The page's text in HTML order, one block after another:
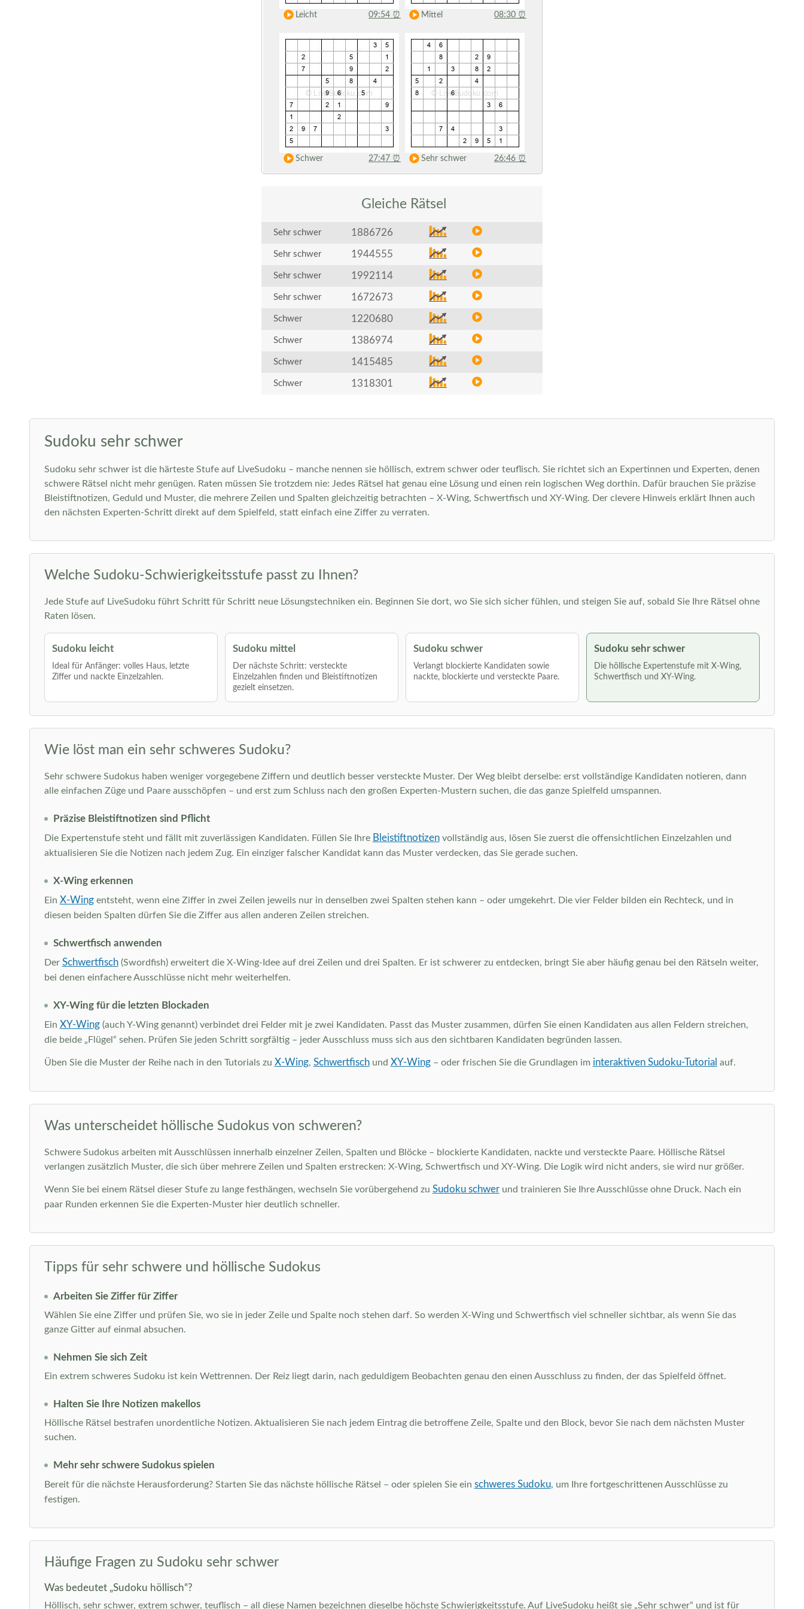
Leicht 09:54 ⏰ Mittel 08:30 ⏰
Schwer 27:47 ⏰ Sehr schwer 26:46 ⏰
Gleiche Rätsel
Sehr schwer 1886726
Sehr schwer 1944555
Sehr schwer 1992114
Sehr schwer 1672673
Schwer 1220680
Schwer 1386974
Schwer 1415485
Schwer 1318301
Sudoku sehr schwer
Sudoku sehr schwer ist die härteste Stufe auf LiveSudoku – manche nennen sie höllisch, extrem schwer oder teuflisch. Sie richtet sich an Expertinnen und Experten, denen
schwere Rätsel nicht mehr genügen. Raten müssen Sie trotzdem nie: Jedes Rätsel hat genau eine Lösung und einen rein logischen Weg dorthin. Dafür brauchen Sie präzise
Bleistiftnotizen, Geduld und Muster, die mehrere Zeilen und Spalten gleichzeitig betrachten – X-Wing, Schwertfisch und XY-Wing. Der clevere Hinweis erklärt Ihnen auch
den nächsten Experten-Schritt direkt auf dem Spielfeld, statt einfach eine Ziffer zu verraten.
Welche Sudoku-Schwierigkeitsstufe passt zu Ihnen?
Jede Stufe auf LiveSudoku führt Schritt für Schritt neue Lösungstechniken ein. Beginnen Sie dort, wo Sie sich sicher fühlen, und steigen Sie auf, sobald Sie Ihre Rätsel ohne
Raten lösen.
Sudoku leicht
Ideal für Anfänger: volles Haus, letzte
Ziffer und nackte Einzelzahlen.
Sudoku mittel
Der nächste Schritt: versteckte
Einzelzahlen finden und Bleistiftnotizen
gezielt einsetzen.
Sudoku schwer
Verlangt blockierte Kandidaten sowie
nackte, blockierte und versteckte Paare.
Sudoku sehr schwer
Die höllische Expertenstufe mit X-Wing,
Schwertfisch und XY-Wing.
Wie löst man ein sehr schweres Sudoku?
Sehr schwere Sudokus haben weniger vorgegebene Ziffern und deutlich besser versteckte Muster. Der Weg bleibt derselbe: erst vollständige Kandidaten notieren, dann
alle einfachen Züge und Paare ausschöpfen – und erst zum Schluss nach den großen Experten-Mustern suchen, die das ganze Spielfeld umspannen.
Präzise Bleistiftnotizen sind Pflicht
Die Expertenstufe steht und fällt mit zuverlässigen Kandidaten. Füllen Sie Ihre Bleistiftnotizenvollständig aus, lösen Sie zuerst die offensichtlichen Einzelzahlen und
aktualisieren Sie die Notizen nach jedem Zug. Ein einziger falscher Kandidat kann das Muster verdecken, das Sie gerade suchen.
X-Wing erkennen
Ein X-Wingentsteht, wenn eine Ziffer in zwei Zeilen jeweils nur in denselben zwei Spalten stehen kann – oder umgekehrt. Die vier Felder bilden ein Rechteck, und in
diesen beiden Spalten dürfen Sie die Ziffer aus allen anderen Zeilen streichen.
Schwertfisch anwenden
Der Schwertfisch(Swordfish) erweitert die X-Wing-Idee auf drei Zeilen und drei Spalten. Er ist schwerer zu entdecken, bringt Sie aber häufig genau bei den Rätseln weiter,
bei denen einfachere Ausschlüsse nicht mehr weiterhelfen.
XY-Wing für die letzten Blockaden
Ein XY-Wing(auch Y-Wing genannt) verbindet drei Felder mit je zwei Kandidaten. Passt das Muster zusammen, dürfen Sie einen Kandidaten aus allen Feldern streichen,
die beide „Flügel“ sehen. Prüfen Sie jeden Schritt sorgfältig – jeder Ausschluss muss sich aus den sichtbaren Kandidaten begründen lassen.
Üben Sie die Muster der Reihe nach in den Tutorials zu X-Wing, Schwertfischund XY-Wing– oder frischen Sie die Grundlagen im interaktiven Sudoku-Tutorial auf.
Was unterscheidet höllische Sudokus von schweren?
Schwere Sudokus arbeiten mit Ausschlüssen innerhalb einzelner Zeilen, Spalten und Blöcke – blockierte Kandidaten, nackte und versteckte Paare. Höllische Rätsel
verlangen zusätzlich Muster, die sich über mehrere Zeilen und Spalten erstrecken: X-Wing, Schwertfisch und XY-Wing. Die Logik wird nicht anders, sie wird nur größer.
Wenn Sie bei einem Rätsel dieser Stufe zu lange festhängen, wechseln Sie vorübergehend zu Sudoku schwerund trainieren Sie Ihre Ausschlüsse ohne Druck. Nach ein
paar Runden erkennen Sie die Experten-Muster hier deutlich schneller.
Tipps für sehr schwere und höllische Sudokus
Arbeiten Sie Ziffer für Ziffer
Wählen Sie eine Ziffer und prüfen Sie, wo sie in jeder Zeile und Spalte noch stehen darf. So werden X-Wing und Schwertfisch viel schneller sichtbar, als wenn Sie das
ganze Gitter auf einmal absuchen.
Nehmen Sie sich Zeit
Ein extrem schweres Sudoku ist kein Wettrennen. Der Reiz liegt darin, nach geduldigem Beobachten genau den einen Ausschluss zu finden, der das Spielfeld öffnet.
Halten Sie Ihre Notizen makellos
Höllische Rätsel bestrafen unordentliche Notizen. Aktualisieren Sie nach jedem Eintrag die betroffene Zeile, Spalte und den Block, bevor Sie nach dem nächsten Muster
suchen.
Mehr sehr schwere Sudokus spielen
Bereit für die nächste Herausforderung? Starten Sie das nächste höllische Rätsel – oder spielen Sie ein schweres Sudoku, um Ihre fortgeschrittenen Ausschlüsse zu
festigen.
Häufige Fragen zu Sudoku sehr schwer
Was bedeutet „Sudoku höllisch“?
Höllisch, sehr schwer, extrem schwer, teuflisch – all diese Namen bezeichnen dieselbe höchste Schwierigkeitsstufe. Auf LiveSudoku heißt sie „Sehr schwer“ und ist für